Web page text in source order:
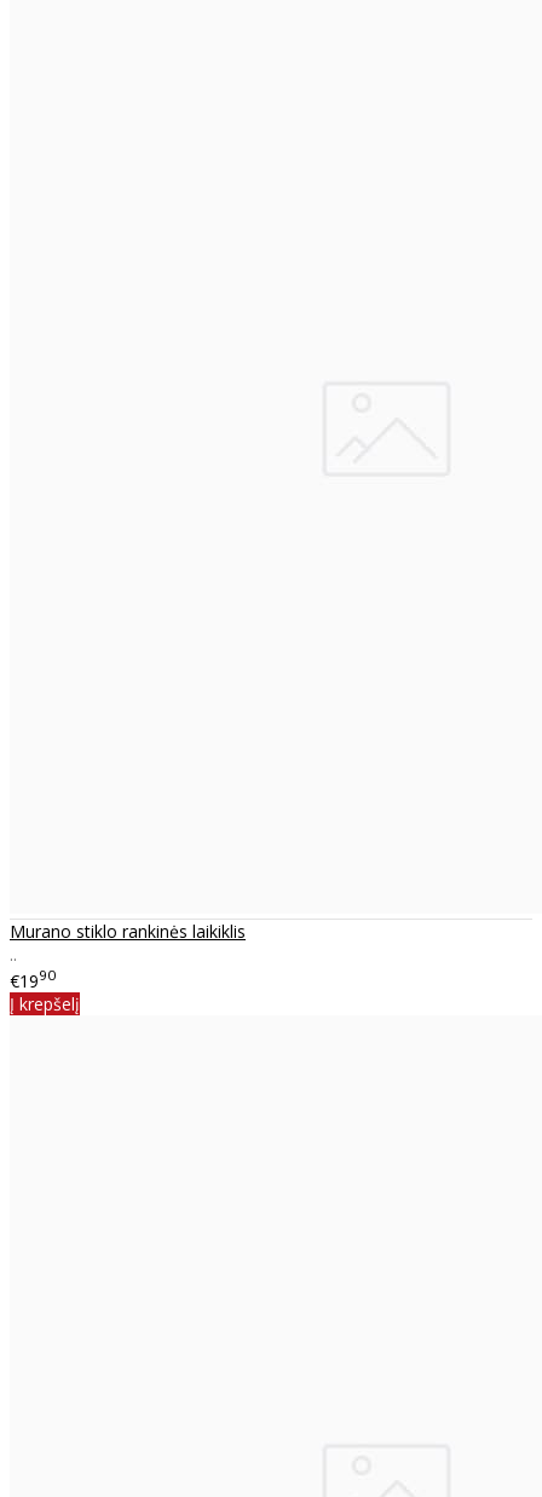
Murano stiklo rankinės laikiklis
..
€1990
Į krepšelį